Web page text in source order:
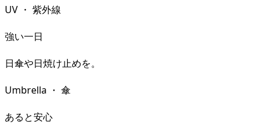
UV ・ 紫外線
強い一日
日傘や日焼け止めを。
Umbrella ・ 傘
あると安心